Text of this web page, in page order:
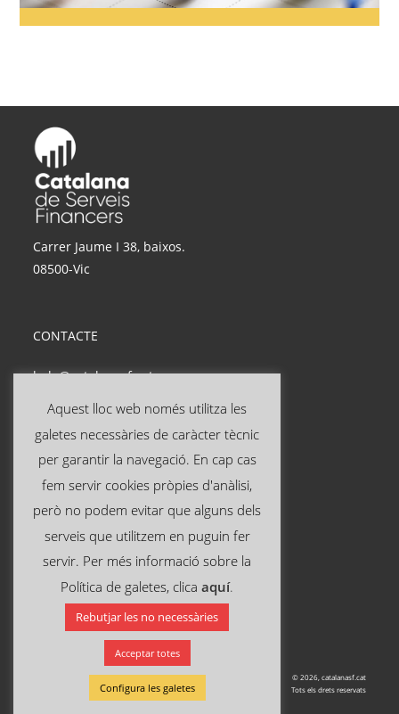
Carrer Jaume I 38, baixos.
08500-Vic
CONTACTE
hola@catalanasf.cat
Tel: 621 290 826
INFORMACIÓ ÚTIL
Avís legal
Política de privacitat
Política de cookies
SEGUEIX-NOS A:
© 2026, catalanasf.cat
Tots els drets reservats
Aquest lloc web només utilitza les
galetes necessàries de caràcter tècnic
per garantir la navegació. En cap cas
fem servir cookies pròpies d'anàlisi,
però no podem evitar que alguns dels
serveis que utilitzem en puguin fer
servir. Per més informació sobre la
Política de galetes, clica aquí.
Rebutjar les no necessàries
Acceptar totes
Configura les galetes